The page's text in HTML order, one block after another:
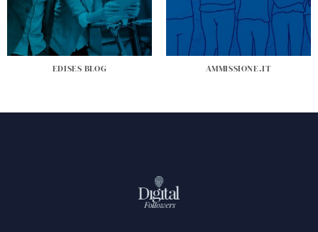
EDISES BLOG AMMISSIONE.IT